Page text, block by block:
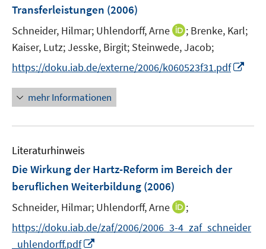
f
n
Transferleistungen (2006)
Schneider, Hilmar; Uhlendorff, Arne
I
n
e
F
s
r
ö
; Brenke, Karl;
Kaiser, Lutz;Jesske, Birgit; Steinwede, Jacob;
https://doku.iab.de/externe/2006/k060523f31.pdf
u
e
mehr Informationen
Literaturhinweis
Die Wirkung der Hartz-Reform im Bereich der
beruflichen Weiterbildung (2006)
Schneider, Hilmar; Uhlendorff, Arne
I
n
;
https://doku.iab.de/zaf/2006/2006_3-4_zaf_schneider
_uhlendorff.pdf